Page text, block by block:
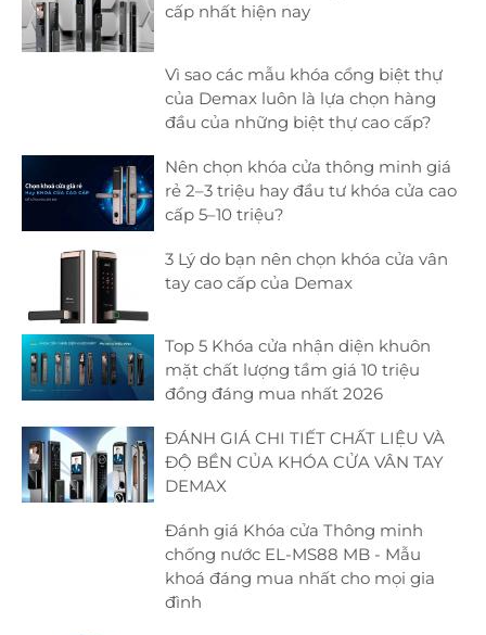
cấp nhất hiện nay
Vì sao các mẫu khóa cổng biệt thự
của Demax luôn là lựa chọn hàng
đầu của những biệt thự cao cấp?
Nên chọn khóa cửa thông minh giá
rẻ 2–3 triệu hay đầu tư khóa cửa cao
cấp 5–10 triệu?
3 Lý do bạn nên chọn khóa cửa vân
tay cao cấp của Demax
Top 5 Khóa cửa nhận diện khuôn
mặt chất lượng tầm giá 10 triệu
đồng đáng mua nhất 2026
ĐÁNH GIÁ CHI TIẾT CHẤT LIỆU VÀ
ĐỘ BỀN CỦA KHÓA CỬA VÂN TAY
DEMAX
Đánh giá Khóa cửa Thông minh
chống nước EL-MS88 MB - Mẫu
khoá đáng mua nhất cho mọi gia
đình